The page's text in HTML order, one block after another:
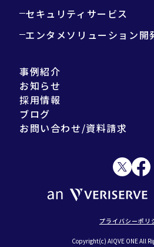
セキュリティサービス
エンタメソリューション開
事例紹介
お知らせ
採用情報
ブログ
お問い合わせ/資料請求
プライバシーポリ
Copyright(c) AIQVE ONE All